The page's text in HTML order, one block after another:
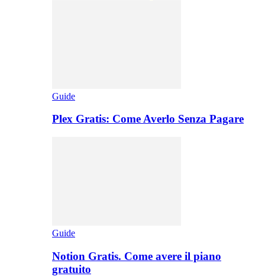
Guide
Plex Gratis: Come Averlo Senza Pagare
Guide
Notion Gratis. Come avere il piano
gratuito